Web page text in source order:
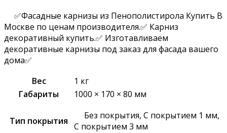
✅Фасадные карнизы из Пенополистирола Купить В
Москве по ценам производителя.✅ Карниз
декоративный купить.✅ Изготавливаем
декоративные карнизы под заказ для фасада вашего
дома✅
Вес
1 кг
Габариты
1000 × 170 × 80 мм
Тип покрытия
Без покрытия, С покрытием 1 мм,
С покрытием 3 мм